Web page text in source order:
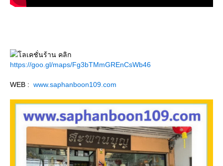
ลเคชั่นร้าน คลิก
https://goo.gl/maps/Fg3bTMmGREnCsWb46
WEB : www.saphanboon109.com